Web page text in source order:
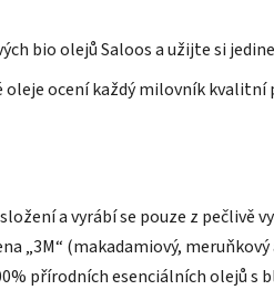
bio olejů Saloos a užijte si
oleje ocení každý milovník
a vyrábí se pouze z pečlivě
„3M“ (makadamiový, meruňkový
přírodních esenciálních olejů s